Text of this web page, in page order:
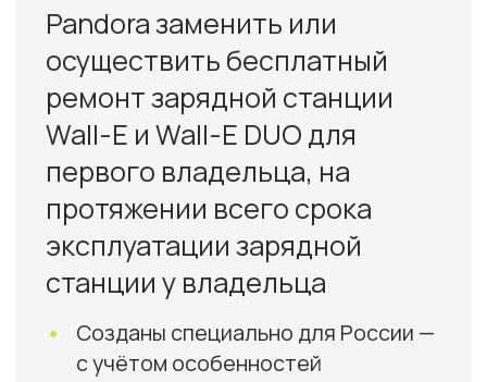
Замена
3 года
гарантии
Замена, станции или ее
производитель
Надежное качество и лёгкое
обслуживание